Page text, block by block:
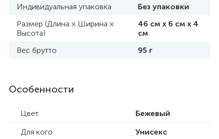
Индивидуальная упаковка
Без упаковки
Размер (Длина × Ширина ×
Высота)
46 см х 6 см х 4
см
Вес брутто
95 г
Особенности
Цвет
Бежевый
Для кого
Унисекс